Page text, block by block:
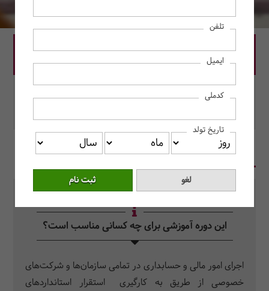
قیمت دوره: 5,000,000 ریال
در این دوره رزرو کنید.
محل برگزاری: مرکز آموزش حسابداران خبره
در یک نگاه سرفصل دروس سوالات متداول
این دوره آموزشی برای چه کسانی مناسب است؟
اجرای امور مالی و حسابداری در تمامی سازمان‌­ها و شرکت­‌های
خصوصی از طریق به­ کارگیری استقرار استانداردهای
تلفن
ایمیل
کدملی
تاریخ تولد